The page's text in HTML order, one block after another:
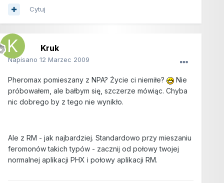
Cytuj
Kruk
Napisano 12 Marzec 2009
Pheromax pomieszany z NPA? Życie ci niemiłe?
Nie
próbowałem, ale bałbym się, szczerze mówiąc. Chyba
nic dobrego by z tego nie wynikło.
Ale z RM - jak najbardziej. Standardowo przy mieszaniu
feromonów takich typów - zacznij od połowy twojej
normalnej aplikacji PHX i połowy aplikacji RM.